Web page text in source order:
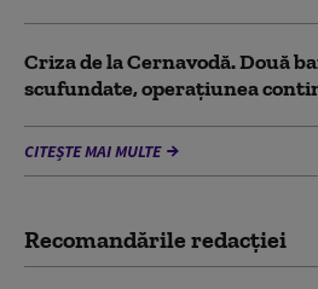
Criza de la Cernavodă. Două
scufundate, operațiunea
CITEȘTE MAI MULTE
Recomandările redacţiei